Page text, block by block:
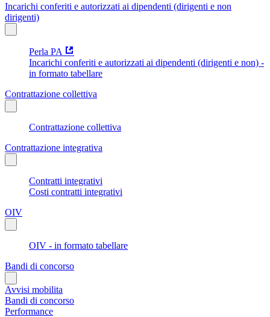
Incarichi conferiti e autorizzati ai dipendenti (dirigenti e non
dirigenti)
Perla PA
Incarichi conferiti e autorizzati ai dipendenti (dirigenti e non) -
in formato tabellare
Contrattazione collettiva
Contrattazione collettiva
Contrattazione integrativa
Contratti integrativi
Costi contratti integrativi
OIV
OIV - in formato tabellare
Bandi di concorso
Avvisi mobilita
Bandi di concorso
Performance